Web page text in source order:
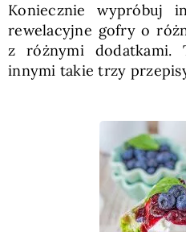
Koniecznie wypróbuj
rewelacyjne gofry o
z różnymi dodatkami.
innymi takie trzy